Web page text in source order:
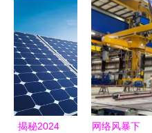
行业信息化
解决方案
华智软件如
何支撑面包
西饼连锁门
店高效运营
关键支撑软
件的架构设
计与实践
揭秘2024
网络风暴下